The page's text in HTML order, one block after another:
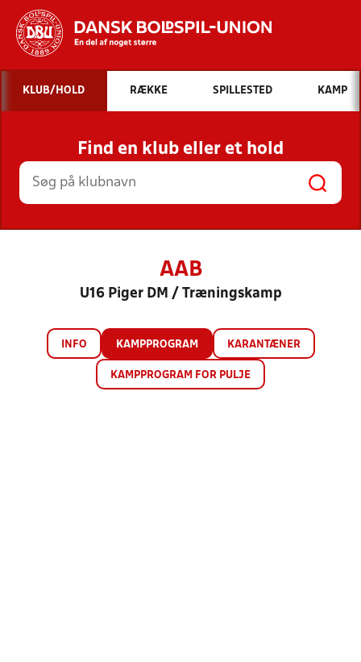
Hvad vil du søge efter?
INDHOLD OG NYHEDER
STILLINGER, RESULTATER, KLUBBER OG
HOLD
KLUB/HOLD RÆKKE SPILLESTED KAMP
Find en klub eller et hold
AAB
U16 Piger DM / Træningskamp
INFO KAMPPROGRAM KARANTÆNER
KAMPPROGRAM FOR PULJE